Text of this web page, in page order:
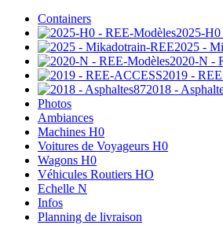
Containers
2025-
2025 -
2020-N -
2019 -
2018 -
Photos
Ambiances
Machines H0
Voitures de Voyageurs H0
Wagons H0
Véhicules Routiers HO
Echelle N
Infos
Planning de livraison